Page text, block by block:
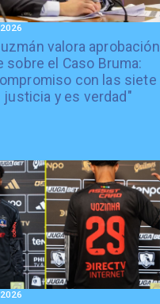
valora aprobación
sobre el Caso Bruma:
con las siete
y es verdad"